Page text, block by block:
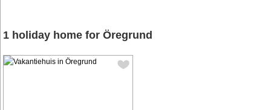
1 holiday home for Öregrund